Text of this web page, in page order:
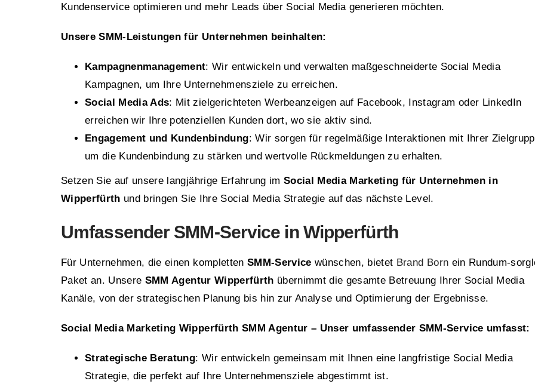
Kundenservice optimieren und mehr Leads über Social Media generieren möchten.
Unsere SMM-Leistungen für Unternehmen beinhalten:
Kampagnenmanagement: Wir entwickeln und verwalten maßgeschneiderte Social Media
Kampagnen, um Ihre Unternehmensziele zu erreichen.
Social Media Ads: Mit zielgerichteten Werbeanzeigen auf Facebook, Instagram oder LinkedIn
erreichen wir Ihre potenziellen Kunden dort, wo sie aktiv sind.
Engagement und Kundenbindung: Wir sorgen für regelmäßige Interaktionen mit Ihrer
um die Kundenbindung zu stärken und wertvolle Rückmeldungen zu erhalten.
Setzen Sie auf unsere langjährige Erfahrung im Social Media Marketing für Unternehmen in
Wipperfürth und bringen Sie Ihre Social Media Strategie auf das nächste Level.
Umfassender SMM-Service in Wipperfürth
Für Unternehmen, die einen kompletten SMM-Service wünschen, bietet Brand Born ein Rundum-
Paket an. Unsere SMM Agentur Wipperfürth übernimmt die gesamte Betreuung Ihrer Social Media
Kanäle, von der strategischen Planung bis hin zur Analyse und Optimierung der Ergebnisse.
Social Media Marketing Wipperfürth SMM Agentur – Unser umfassender SMM-Service umfasst:
Strategische Beratung: Wir entwickeln gemeinsam mit Ihnen eine langfristige Social Media
Strategie, die perfekt auf Ihre Unternehmensziele abgestimmt ist.